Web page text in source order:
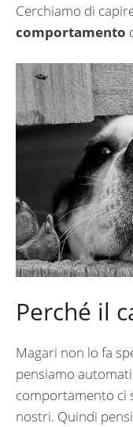
Cerchiamo di
comportamento
Perché il
Magari non lo fa
pensiamo
comportamento ci
nostri. Quindi